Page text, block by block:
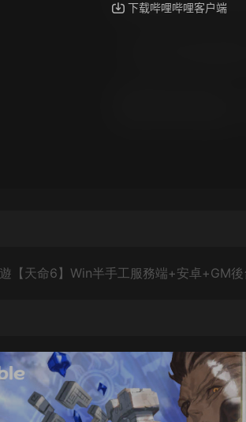
【天命6】Win半手工服務端+安卓+GM